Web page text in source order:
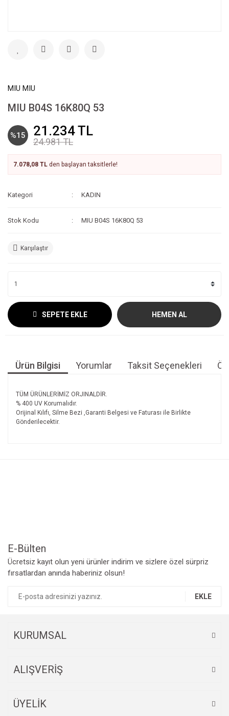
MIU MIU
MIU B04S 16K80Q 53
%15 21.234 TL
24.981 TL
7.078,08 TL den başlayan taksitlerle!
Kategori KADIN
Stok Kodu MIU B04S 16K80Q 53
Karşılaştır
SEPETE EKLE HEMEN AL
Ürün Bilgisi Yorumlar Taksit Seçenekleri
TÜM ÜRÜNLERİMİZ ORJINALDİR.
% 400 UV Korumalıdır.
Orijinal Kılıfı, Silme Bezi ,Garanti Belgesi ve Faturası ile Birlikte
Gönderilecektir.
E-Bülten
Ücretsiz kayıt olun yeni ürünler indirim ve sizlere özel sürpriz
fırsatlardan anında haberiniz olsun!
EKLE
KURUMSAL
ALIŞVERİŞ
ÜYELİK